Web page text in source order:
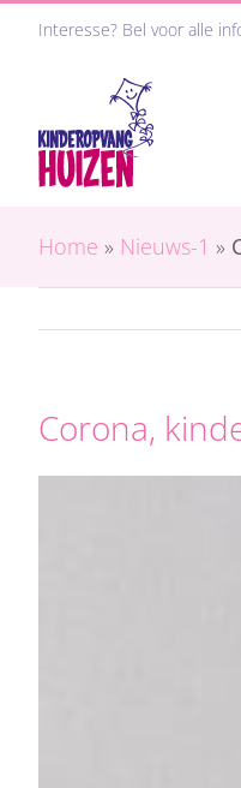
Interesse? Bel voor alle
Home » Nieuws-1 »
Corona,